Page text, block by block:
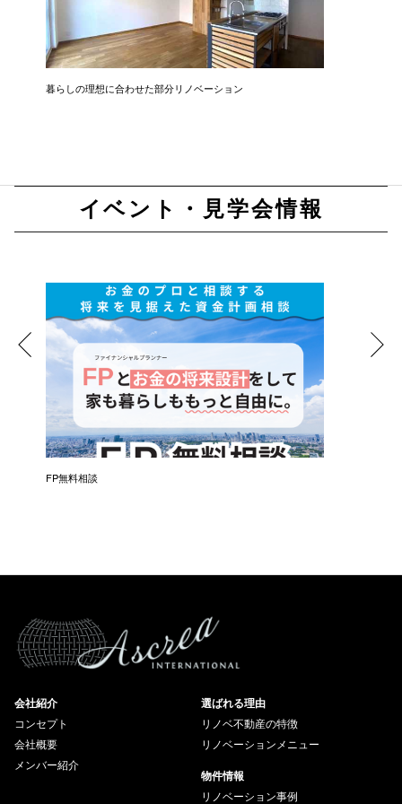
暮らしの理想に合わせた部分リノベーション
イベント・見学会情報
FP無料相談
会社紹介
コンセプト
会社概要
メンバー紹介
選ばれる理由
リノベ不動産の特徴
リノベーションメニュー
物件情報
リノベーション事例